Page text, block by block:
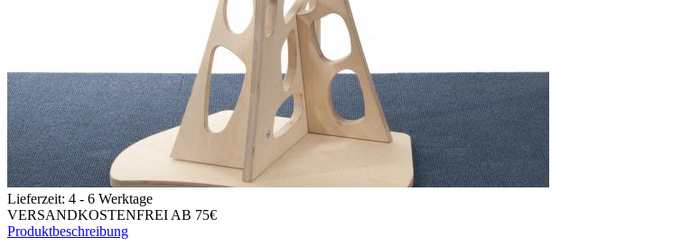
Lieferzeit: 4 - 6 Werktage
VERSANDKOSTENFREI AB 75€
Produktbeschreibung